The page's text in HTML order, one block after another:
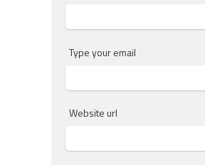
Type your email
Website url